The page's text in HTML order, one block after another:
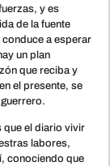
y es
de la fuente
a esperar
un plan
que reciba y
el presente, se
que el diario vivir
labores,
conociendo que